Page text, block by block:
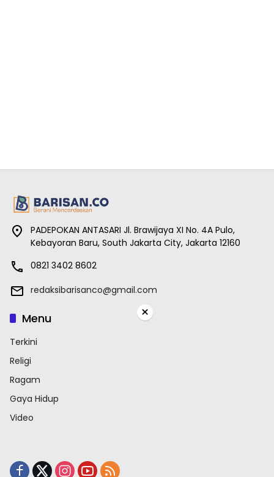
PADEPOKAN ANTASARI Jl. Brawijaya XI No. 4A Pulo,
Kebayoran Baru, South Jakarta City, Jakarta 12160
0821 3402 8602
redaksibarisanco@gmail.com
Menu
Terkini
Religi
Ragam
Gaya Hidup
Video
×